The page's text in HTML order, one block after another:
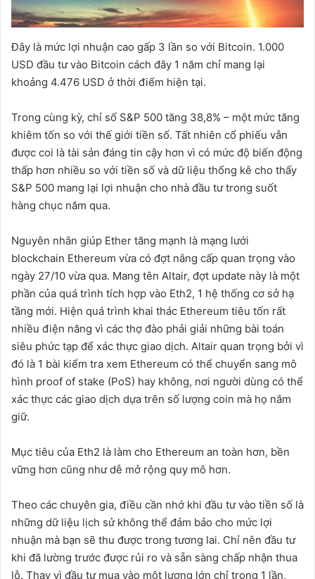
Đây là mức lợi nhuận cao gấp 3 lần so với Bitcoin. 1.000
USD đầu tư vào Bitcoin cách đây 1 năm chỉ mang lại
khoảng 4.476 USD ở thời điểm hiện tại.
Trong cùng kỳ, chỉ số S&P 500 tăng 38,8% – một mức tăng
khiêm tốn so với thế giới tiền số. Tất nhiên cổ phiếu vẫn
được coi là tài sản đáng tin cậy hơn vì có mức độ biến động
thấp hơn nhiều so với tiền số và dữ liệu thống kê cho thấy
S&P 500 mang lại lợi nhuận cho nhà đầu tư trong suốt
hàng chục năm qua.
Nguyên nhân giúp Ether tăng mạnh là mạng lưới
blockchain Ethereum vừa có đợt nâng cấp quan trọng vào
ngày 27/10 vừa qua. Mang tên Altair, đợt update này là một
phần của quá trình tích hợp vào Eth2, 1 hệ thống cơ sở hạ
tầng mới. Hiện quá trình khai thác Ethereum tiêu tốn rất
nhiều điện năng vì các thợ đào phải giải những bài toán
siêu phức tạp để xác thực giao dịch. Altair quan trọng bởi vì
đó là 1 bài kiểm tra xem Ethereum có thể chuyển sang mô
hình proof of stake (PoS) hay không, nơi người dùng có thể
xác thực các giao dịch dựa trên số lượng coin mà họ nắm
giữ.
Mục tiêu của Eth2 là làm cho Ethereum an toàn hơn, bền
vững hơn cũng như dễ mở rộng quy mô hơn.
Theo các chuyên gia, điều cần nhớ khi đầu tư vào tiền số là
những dữ liệu lịch sử không thể đảm bảo cho mức lợi
nhuận mà bạn sẽ thu được trong tương lai. Chỉ nên đầu tư
khi đã lường trước được rủi ro và sẵn sàng chấp nhận thua
lỗ. Thay vì đầu tư mua vào một lượng lớn chỉ trong 1 lần,